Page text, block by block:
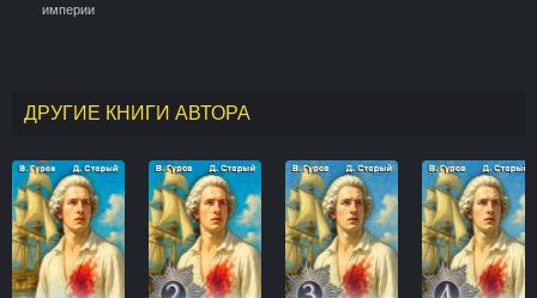
империи
ДРУГИЕ КНИГИ АВТОРА